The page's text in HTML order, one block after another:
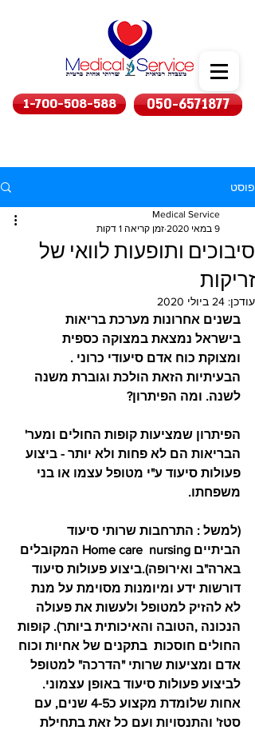
1-700-508-588 050-6571877
פוסט
סיבוכים ותופעות לוואי של
זריקות
Medical Service
9 במאי 2020
זמן קריאה 1 דקות
עודכן: 24 ביולי 2020
בשנים אחרונות מערכת בריאות
בישראל נמצאת במצוקה כספית
ומצוקת כוח אדם סיעודי כרוני .
הבעיתיות הזאת הולכת וגוברת משנה
לשנה. ומה הפיתרון?
הפיתרון שמציעות קופות החולים ומער'
הבריאות הם לא פחות ולא יותר - ביצוע
פעולות סיעוד ע"י מטופל עצמו או בני
משפחתו.
(למשל : התרחבות שרותי סיעוד
הביתיים Home care  nursing המקובלים
בארה"ב ואירופה).ביצוע פעולות סיעוד
דורשות ידע ומיומנות מסוימת על מנת
לא להזיק למטופל ולעשות את פעולה
הנכונה ,הטובה והאיכותית ביותר). קופות
החולים חוסכות  בתקנים של אחיות וכוח
אדם ומציעות שרותי "הדרכה" למטופל
לביצוע פעולות סיעוד באופן עצמוני.
אחות שלומדת מקצוע כ4-5 שנים, עם
סטז' והתנסויות ועם כל זאת בתחילת